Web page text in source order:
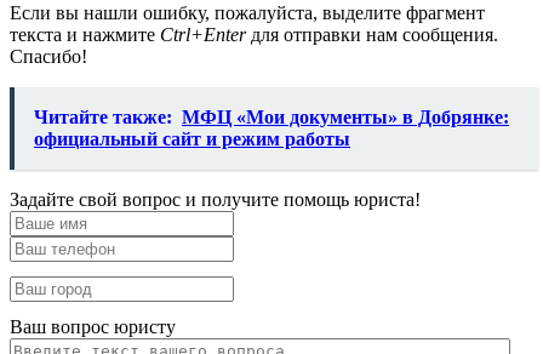
Если вы нашли ошибку, пожалуйста, выделите фрагмент
текста и нажмите Ctrl+Enterдля отправки нам сообщения.
Спасибо!
Читайте также: МФЦ «Мои документы» в Добрянке:
официальный сайт и режим работы
Задайте свой вопрос и получите помощь юриста!
Ваш вопрос юристу